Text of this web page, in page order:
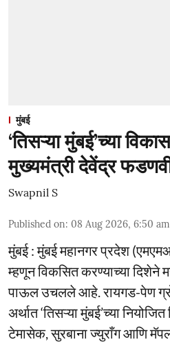
मुंबई
‘तिसऱ्या मुंबई’च्या
मुख्यमंत्री देवेंद्र
Swapnil S
Published on: 08 Aug 2026, 6:50 am
मुंबई : मुंबई महानगर प्रदेश
म्हणून विकसित करण्याच्या दिशेने
पाऊल उचलले आहे. रायगड-पेण
अर्थात ‘तिसऱ्या मुंबई’च्या
टेमासेक, सुरबाना ज्युराँग आणि